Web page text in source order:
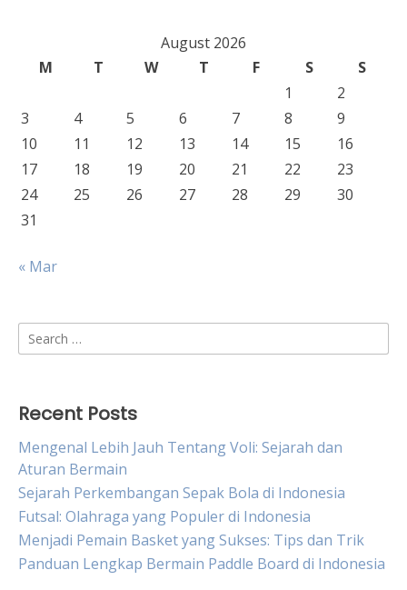
August 2026
M
T W T F S
S
1
2
3
4 5 6 7 8
9
10
11 12 13 14 15
16
17
18 19 20 21 22
23
24
25 26 27 28 29
30
31
« Mar
Search
for:
Recent Posts
Mengenal Lebih Jauh Tentang Voli: Sejarah dan
Aturan Bermain
Sejarah Perkembangan Sepak Bola di Indonesia
Futsal: Olahraga yang Populer di Indonesia
Menjadi Pemain Basket yang Sukses: Tips dan Trik
Panduan Lengkap Bermain Paddle Board di Indonesia